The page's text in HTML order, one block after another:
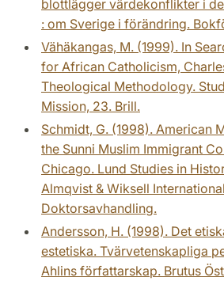
blottlägger värdekonflikter i
: om Sverige i förändring.
Vähäkangas, M. (1999). In
for African Catholicism,
Theological Methodology.
Mission, 23. Brill.
Schmidt, G. (1998). American
the Sunni Muslim Immigrant
Chicago. Lund Studies in
Almqvist & Wiksell
Doktorsavhandling.
Andersson, H. (1998). Det
estetiska. Tvärvetenskapliga
Ahlins författarskap. Brutus